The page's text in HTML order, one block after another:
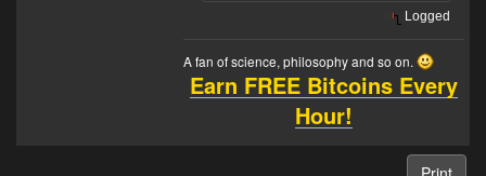
Logged
A fan of science, philosophy and so on.
Earn FREE Bitcoins Every
Hour!